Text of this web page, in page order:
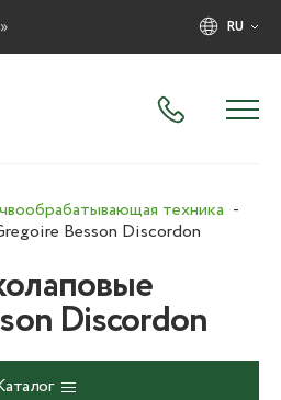
RU
техника
Besson Discordon
Discordon